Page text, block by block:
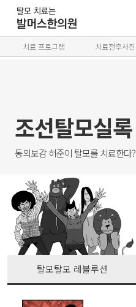
치료 프로그램 치료전후사진
조선탈모실록
동의보감 허준이 탈모를 치료한다?
탈모탈모 레볼루션